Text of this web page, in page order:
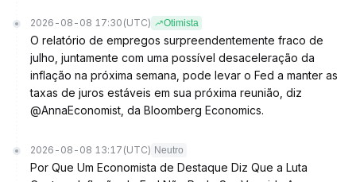
2026-08-08 17:30 (UTC) Otimista
O relatório de empregos surpreendentemente fraco de
julho, juntamente com uma possível desaceleração da
inflação na próxima semana, pode levar o Fed a manter as
taxas de juros estáveis em sua próxima reunião, diz
@AnnaEconomist, da Bloomberg Economics.
2026-08-08 13:17 (UTC) Neutro
Por Que Um Economista de Destaque Diz Que a Luta